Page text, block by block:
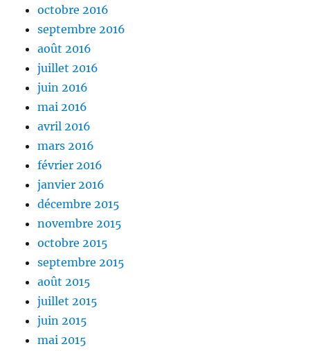
octobre 2016
septembre 2016
août 2016
juillet 2016
juin 2016
mai 2016
avril 2016
mars 2016
février 2016
janvier 2016
décembre 2015
novembre 2015
octobre 2015
septembre 2015
août 2015
juillet 2015
juin 2015
mai 2015